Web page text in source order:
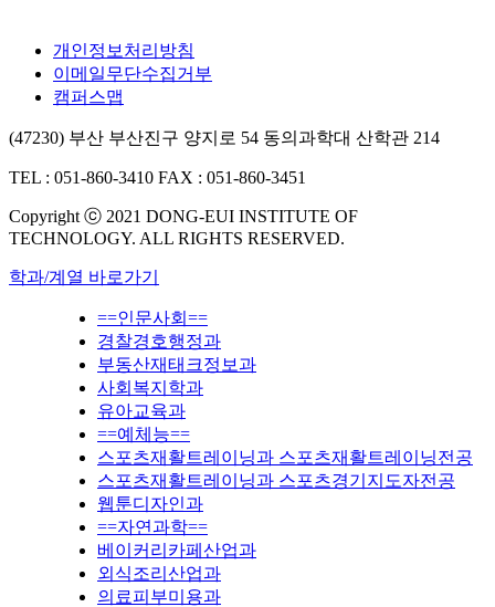
개인정보처리방침
이메일무단수집거부
캠퍼스맵
(47230) 부산 부산진구 양지로 54 동의과학대 산학관 214
TEL : 051-860-3410 FAX : 051-860-3451
Copyright ⓒ 2021 DONG-EUI INSTITUTE OF
TECHNOLOGY. ALL RIGHTS RESERVED.
학과/계열 바로가기
==인문사회==
경찰경호행정과
부동산재태크정보과
사회복지학과
유아교육과
==예체능==
스포츠재활트레이닝과 스포츠재활트레이닝전공
스포츠재활트레이닝과 스포츠경기지도자전공
웹툰디자인과
==자연과학==
베이커리카페산업과
외식조리산업과
의료피부미용과